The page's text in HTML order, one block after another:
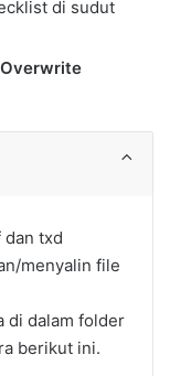
di sudut
Overwrite
dan txd
menyalin file
di dalam folder
berikut ini.